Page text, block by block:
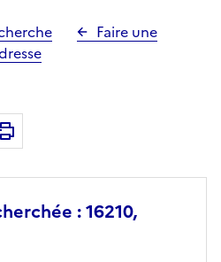
Faire une
emaildans le presse-papier
: 16210,